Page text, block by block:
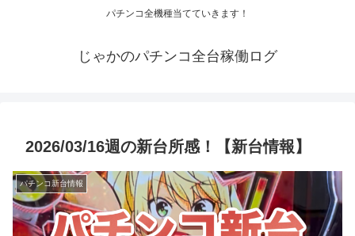
パチンコ全機種当てていきます！
じゃかのパチンコ全台稼働ログ
2026/03/16週の新台所感！【新台情報】
パチンコ新台情報